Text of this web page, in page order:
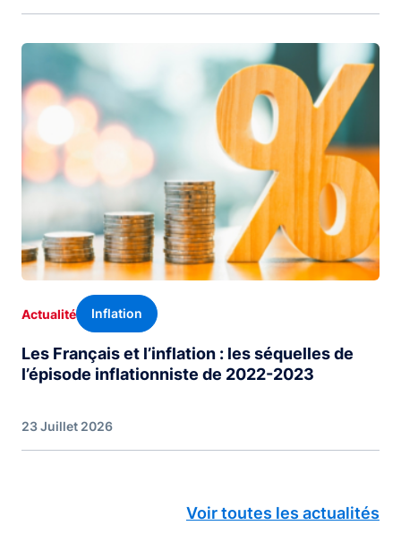
Image
Actualité Inflation
Les Français et l’inflation : les séquelles de
l’épisode inflationniste de 2022-2023
23 Juillet 2026
Voir toutes les actualités